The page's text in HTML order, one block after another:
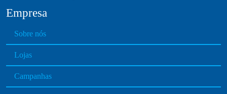
Empresa
Sobre nós
Lojas
Campanhas